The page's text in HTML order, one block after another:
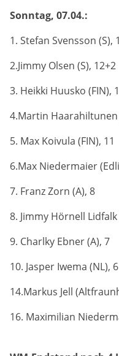
Sonntag, 07.04.:
1. Stefan Svensson (S),
2.Jimmy Olsen (S), 12+2
3. Heikki Huusko (FIN),
4.Martin Haarahiltunen
5. Max Koivula (FIN), 11
6.Max Niedermaier
7. Franz Zorn (A), 8
8. Jimmy Hörnell Lidfalk
9. Charlky Ebner (A), 7
10. Jasper Iwema (NL), 6
14.Markus Jell
16. Maximilian
von interaktiven
werden.
Marketing
Marketing-Cookies
um personalisierte
sie die Aktivitäten der
Websites hinweg.
Google Ads
_gcl_aw, _gcl_gs,
Anbieter:
Google LLC
Zweck:
Online-
Werbebudgets zu